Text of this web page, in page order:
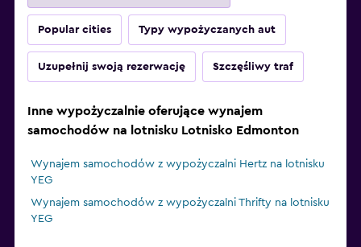
Popular cities Typy wypożyczanych aut
Uzupełnij swoją rezerwację Szczęśliwy traf
Inne wypożyczalnie oferujące wynajem
samochodów na lotnisku Lotnisko Edmonton
Wynajem samochodów z wypożyczalni Hertz na lotnisku
YEG
Wynajem samochodów z wypożyczalni Thrifty na lotnisku
YEG